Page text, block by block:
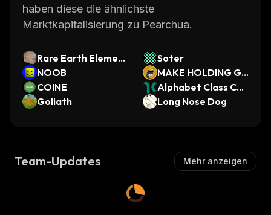
haben diese die ähnlichste
Marktkapitalisierung zu Pearchua.
Rare Earth Element
s (REEs)
Soter
NOOB
MAKE HOLDING GR
EAT AGAIN
COINE
Alphabet Class C
(Dinari Tokenized S
Goliath Long Nose Dog
Team-Updates Mehr anzeigen